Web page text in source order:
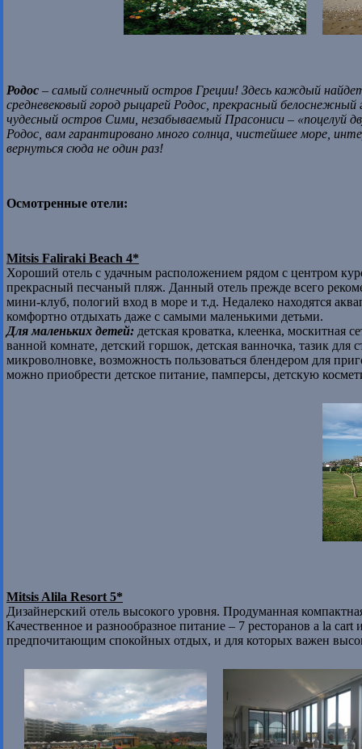
Родос – самый солнечный остров Греции! Здесь каждый
средневековый город рыцарей Родос, прекрасный
чудесный остров Сими, незабываемый Прасониси – «поцелуй
Родос, вам гарантировано много солнца, чистейшее море,
вернуться сюда не один раз!
Осмотренные отели:
Mitsis Faliraki Beach 4*
Хороший отель с удачным расположением рядом с центром
прекрасный песчаный пляж. Данный отель прежде всего
мини-клуб, пологий вход в море и т.д. Недалеко находятся
комфортно отдыхать даже с самыми маленькими детьми.
Для маленьких детей: детская кроватка, клеенка, москитная
ванной комнате, детский горшок, детская ванночка, тазик для
микроволновке, возможность пользоваться блендером для
можно приобрести детское питание, памперсы, детскую
Mitsis Alila Resort 5*
Дизайнерский отель высокого уровня. Продуманная
Качественное и разнообразное питание – 7 ресторанов a la
предпочитающим спокойных отдых, и для которых важен